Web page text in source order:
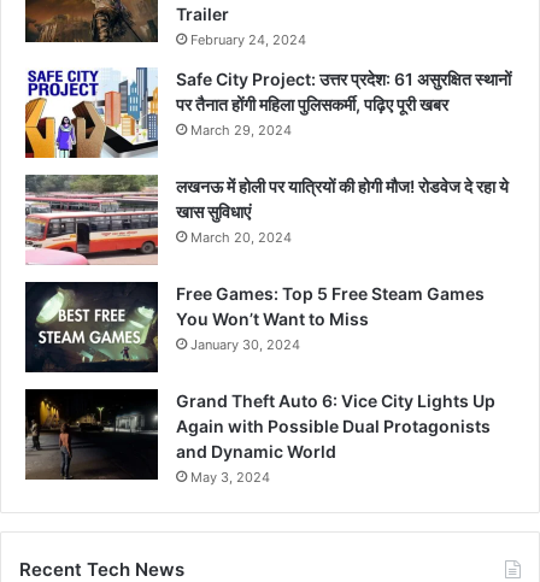
Trailer
February 24, 2024
Safe City Project: उत्तर प्रदेश: 61 असुरक्षित स्थानों
पर तैनात होंगी महिला पुलिसकर्मी, पढ़िए पूरी खबर
March 29, 2024
लखनऊ में होली पर यात्रियों की होगी मौज! रोडवेज दे रहा ये
खास सुविधाएं
March 20, 2024
Free Games: Top 5 Free Steam Games
You Won’t Want to Miss
January 30, 2024
Grand Theft Auto 6: Vice City Lights Up
Again with Possible Dual Protagonists
and Dynamic World
May 3, 2024
Recent Tech News